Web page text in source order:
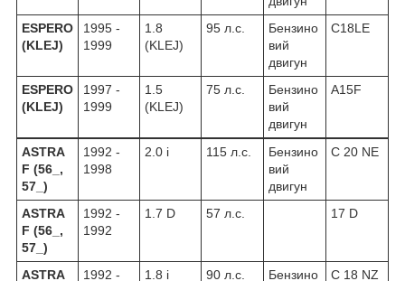
ESPERO
(KLEJ)
1995 -
1999
1.8
(KLEJ)
95 л.с.
Бензино
вий
двигун
C18LE
ESPERO
(KLEJ)
1997 -
1999
1.5
(KLEJ)
75 л.с.
Бензино
вий
двигун
A15F
ASTRA
F (56_,
57_)
1992 -
1998
2.0 i 115 л.с.
Бензино
вий
двигун
C 20 NE
ASTRA
F (56_,
57_)
1992 -
1992
1.7 D 57 л.с. 17 D
ASTRA 1992 - 1.8 i 90 л.с. Бензино C 18 NZ